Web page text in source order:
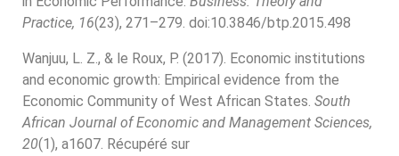
Practice, 16(23), 271–279. doi:10.3846/btp.2015.498
Wanjuu, L. Z., & le Roux, P. (2017). Economic institutions
and economic growth: Empirical evidence from the
Economic Community of West African States. South
African Journal of Economic and Management Sciences,
20(1), a1607. Récupéré sur